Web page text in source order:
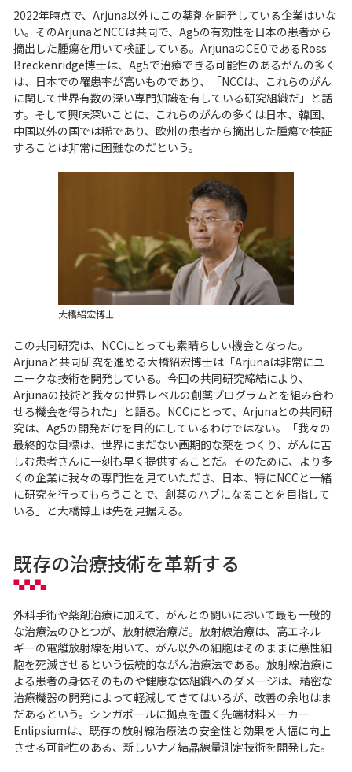
2022年時点で、Arjuna以外にこの薬剤を開発している企業はいな
い。そのArjunaとNCCは共同で、Ag5の有効性を日本の患者から
摘出した腫瘍を用いて検証している。ArjunaのCEOであるRoss
Breckenridge博士は、Ag5で治療できる可能性のあるがんの多く
は、日本での罹患率が高いものであり、「NCCは、これらのがん
に関して世界有数の深い専門知識を有している研究組織だ」と話
す。そして興味深いことに、これらのがんの多くは日本、韓国、
中国以外の国では稀であり、欧州の患者から摘出した腫瘍で検証
することは非常に困難なのだという。
この共同研究は、NCCにとっても素晴らしい機会となった。
Arjunaと共同研究を進める大橋紹宏博士は「Arjunaは非常にユ
ニークな技術を開発している。今回の共同研究締結により、
Arjunaの技術と我々の世界レベルの創薬プログラムとを組み合わ
せる機会を得られた」と語る。NCCにとって、Arjunaとの共同研
究は、Ag5の開発だけを目的にしているわけではない。「我々の
最終的な目標は、世界にまだない画期的な薬をつくり、がんに苦
しむ患者さんに一刻も早く提供することだ。そのために、より多
くの企業に我々の専門性を見ていただき、日本、特にNCCと一緒
に研究を行ってもらうことで、創薬のハブになることを目指して
いる」と大橋博士は先を見据える。
大橋紹宏博士
既存の治療技術を革新する
外科手術や薬剤治療に加えて、がんとの闘いにおいて最も一般的
な治療法のひとつが、放射線治療だ。放射線治療は、高エネル
ギーの電離放射線を用いて、がん以外の細胞はそのままに悪性細
胞を死滅させるという伝統的ながん治療法である。放射線治療に
よる患者の身体そのものや健康な体組織へのダメージは、精密な
治療機器の開発によって軽減してきてはいるが、改善の余地はま
だあるという。シンガポールに拠点を置く先端材料メーカー
Enlipsiumは、既存の放射線治療法の安全性と効果を大幅に向上
させる可能性のある、新しいナノ結晶線量測定技術を開発した。